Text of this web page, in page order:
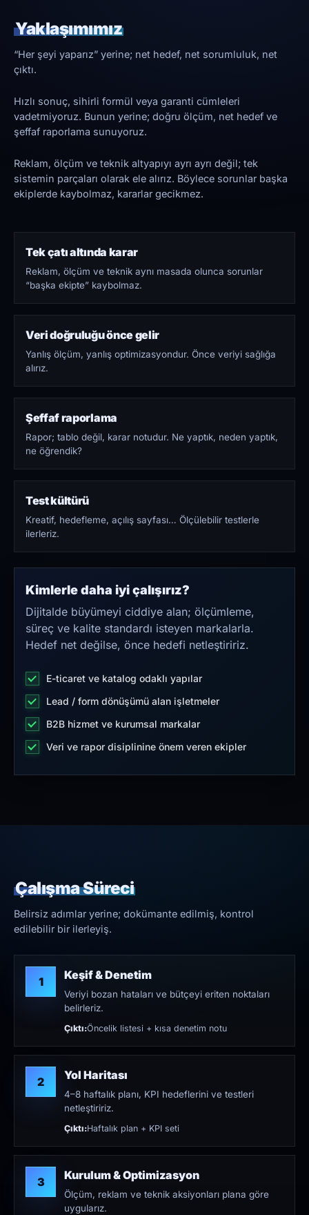
Yaklaşımımız
“Her şeyi yaparız” yerine; net hedef, net sorumluluk, net
çıktı.
Hızlı sonuç, sihirli formül veya garanti cümleleri
vadetmiyoruz. Bunun yerine; doğru ölçüm, net hedef ve
şeffaf raporlama sunuyoruz.
Reklam, ölçüm ve teknik altyapıyı ayrı ayrı değil; tek
sistemin parçaları olarak ele alırız. Böylece sorunlar başka
ekiplerde kaybolmaz, kararlar gecikmez.
Tek çatı altında karar
Reklam, ölçüm ve teknik aynı masada olunca sorunlar
“başka ekipte” kaybolmaz.
Veri doğruluğu önce gelir
Yanlış ölçüm, yanlış optimizasyondur. Önce veriyi sağlığa
alırız.
Şeffaf raporlama
Rapor; tablo değil, karar notudur. Ne yaptık, neden yaptık,
ne öğrendik?
Test kültürü
Kreatif, hedefleme, açılış sayfası… Ölçülebilir testlerle
ilerleriz.
Kimlerle daha iyi çalışırız?
Dijitalde büyümeyi ciddiye alan; ölçümleme,
süreç ve kalite standardı isteyen markalarla.
Hedef net değilse, önce hedefi netleştiririz.
E-ticaret ve katalog odaklı yapılar
Lead / form dönüşümü alan işletmeler
B2B hizmet ve kurumsal markalar
Veri ve rapor disiplinine önem veren ekipler
Çalışma Süreci
Belirsiz adımlar yerine; dokümante edilmiş, kontrol
edilebilir bir ilerleyiş.
1 Keşif & Denetim
Veriyi bozan hataları ve bütçeyi eriten noktaları
belirleriz.
Çıktı:Öncelik listesi + kısa denetim notu
2 Yol Haritası
4–8 haftalık planı, KPI hedeflerini ve testleri
netleştiririz.
Çıktı:Haftalık plan + KPI seti
3 Kurulum & Optimizasyon
Ölçüm, reklam ve teknik aksiyonları plana göre
uygularız.